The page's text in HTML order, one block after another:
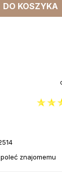
DO KOSZYKA
poleć znajomemu